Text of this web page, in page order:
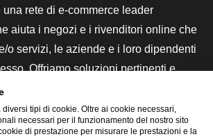
rete di e-commerce leader
aiuta i negozi e i rivenditori online che
o servizi, le aziende e i loro dipendenti
Offriamo soluzioni pertinenti e
di fiducia, recensioni Thuiswinkel,
legali, advocacy, ricerche di
di una nostra piattaforma formativa,
tipi di cookie. Oltre ai cookie necessari,
necessari per il funzionamento del nostro sito
di prestazione per misurare le prestazioni e la